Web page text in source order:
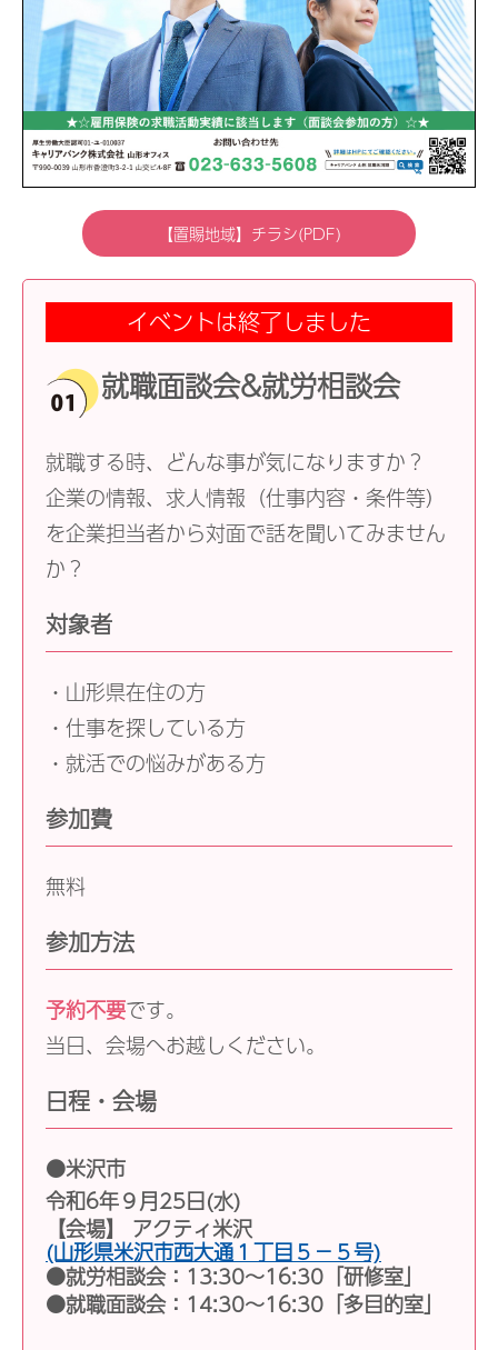
【置賜地域】チラシ(PDF)
イベントは終了しました
就職面談会&就労相談会
就職する時、どんな事が気になりますか？
企業の情報、求人情報（仕事内容・条件等）
を企業担当者から対面で話を聞いてみません
か？
対象者
・山形県在住の方
・仕事を探している方
・就活での悩みがある方
参加費
無料
参加方法
予約不要です。
当日、会場へお越しください。
日程・会場
●米沢市
令和6年９月25日(水)
【会場】 アクティ米沢
(山形県米沢市西大通１丁目５−５号)
●就労相談会：13:30〜16:30「研修室」
●就職面談会：14:30～16:30「多目的室」